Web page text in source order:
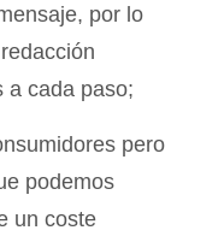
por lo
a cada paso;
pero
podemos
un coste